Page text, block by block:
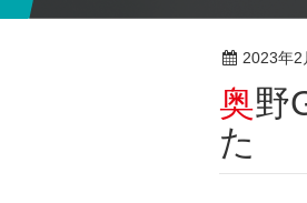
2023年2
奥野Gメンバーの研究論文が発表されまし
た